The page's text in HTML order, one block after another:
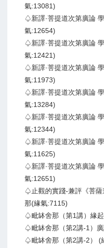
氣:13081)
♤新譯·菩提道次第廣論
氣:12654)
♤新譯·菩提道次第廣論
氣:12421)
♤新譯·菩提道次第廣論
氣:11973)
♤新譯·菩提道次第廣論
氣:13284)
♤新譯·菩提道次第廣論
氣:12344)
♤新譯·菩提道次第廣論
氣:11625)
♤新譯·菩提道次第廣論
氣:12651)
♤止觀的實踐-兼評《菩
那(緣氣:7115)
♤毗缽舍那（第1講）緣
♤毗缽舍那（第2講-1）
♤毗缽舍那（第2講-2） (